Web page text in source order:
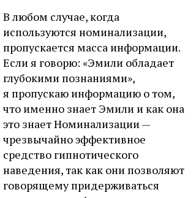
В любом случае, когда
используются номинализации,
пропускается масса информации.
Если я говорю: «Эмили обладает
глубокими познаниями»,
я пропускаю информацию о том,
что именно знает Эмили и как она
это знает Номинализации —
чрезвычайно эффективное
средство гипнотического
наведения, так как они позволяют
говорящему придерживаться